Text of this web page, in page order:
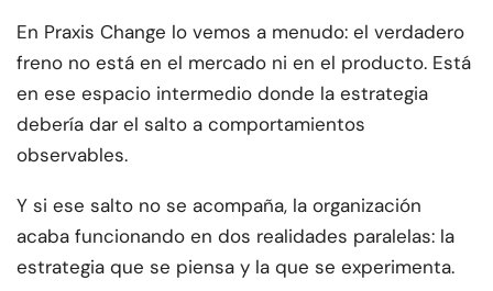
En Praxis Change lo vemos a menudo: el verdadero
freno no está en el mercado ni en el producto. Está
en ese espacio intermedio donde la estrategia
debería dar el salto a comportamientos
observables.
Y si ese salto no se acompaña, la organización
acaba funcionando en dos realidades paralelas: la
estrategia que se piensa y la que se experimenta.